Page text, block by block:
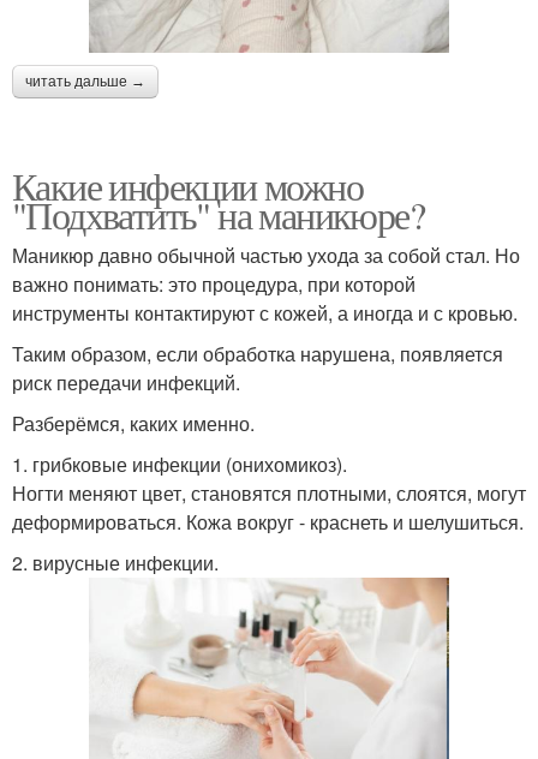
читать дальше →
Какие инфекции можно
"Подхватить" на маникюре?
Маникюр давно обычной частью ухода за собой стал. Но
важно понимать: это процедура, при которой
инструменты контактируют с кожей, а иногда и с кровью.
Таким образом, если обработка нарушена, появляется
риск передачи инфекций.
Разберёмся, каких именно.
1. грибковые инфекции (онихомикоз).
Ногти меняют цвет, становятся плотными, слоятся, могут
деформироваться. Кожа вокруг - краснеть и шелушиться.
2. вирусные инфекции.